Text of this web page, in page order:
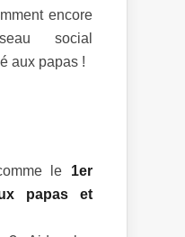
encore
social
aux papas !
le 1er
papas et